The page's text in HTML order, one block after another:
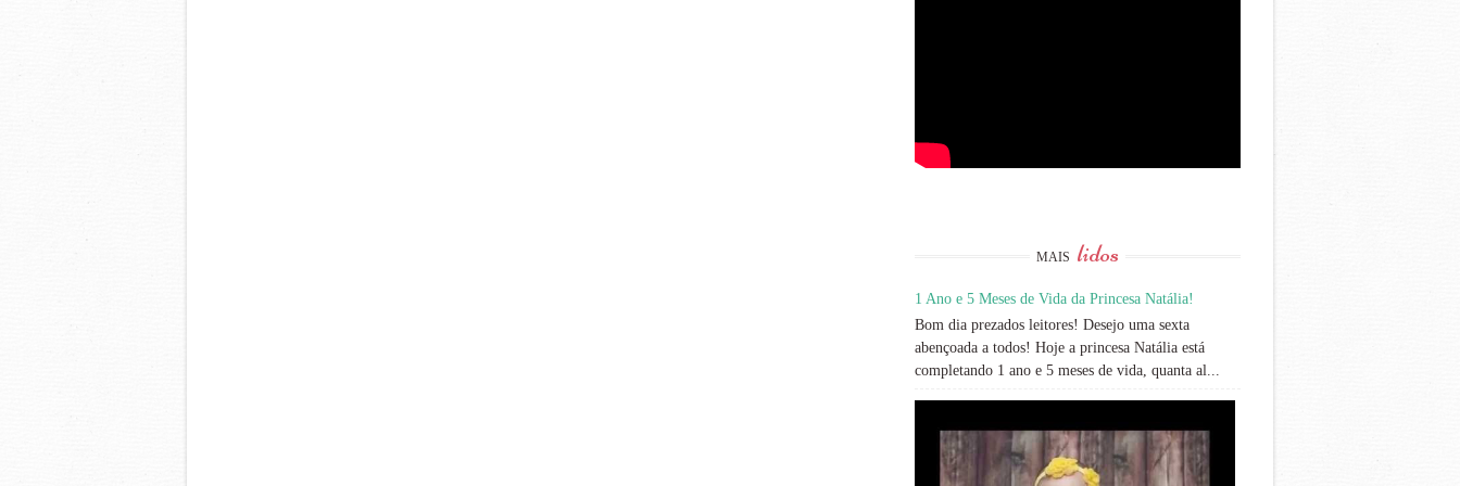
MAIS lidos
1 Ano e 5 Meses de Vida da Princesa Natália!
Bom dia prezados leitores! Desejo uma sexta
abençoada a todos! Hoje a princesa Natália está
completando 1 ano e 5 meses de vida, quanta al...